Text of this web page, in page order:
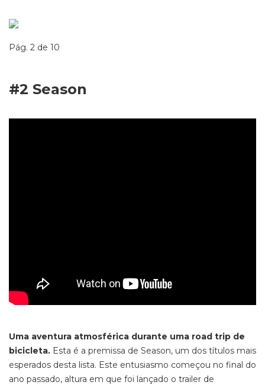
Pág. 2 de 10
#2 Season
Uma aventura atmosférica durante uma road trip de
bicicleta. Esta é a premissa de Season, um dos títulos mais
esperados desta lista. Este entusiasmo começou no final do
ano passado, altura em que foi lançado o trailer de